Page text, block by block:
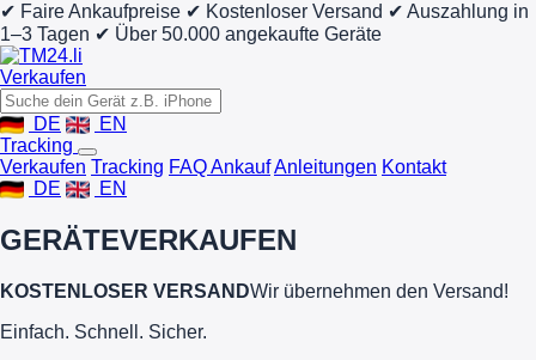
✔ Faire Ankaufpreise ✔ Kostenloser Versand ✔ Auszahlung in
1–3 Tagen ✔ Über 50.000 angekaufte Geräte
Verkaufen
DE
EN
Tracking
Verkaufen Tracking FAQ AnkaufAnleitungen Kontakt
DE
EN
GERÄTEVERKAUFEN
KOSTENLOSER VERSANDWir übernehmen den Versand!
Einfach. Schnell. Sicher.